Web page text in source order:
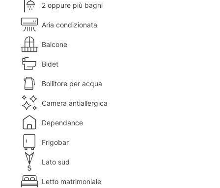
2 oppure più bagni
Aria condizionata
Balcone
Bidet
Bollitore per acqua
Camera antiallergica
Dependance
Frigobar
Lato sud
Letto matrimoniale